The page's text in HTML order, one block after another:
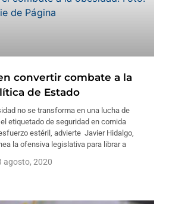
convertir combate a la
de Estado
no se transforma en una lucha de
etiquetado de seguridad en comida
estéril, advierte Javier Hidalgo,
la ofensiva legislativa para librar a
agosto, 2020